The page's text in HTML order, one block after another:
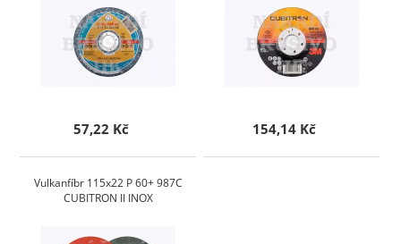
57,22 Kč 154,14 Kč
Vulkanfíbr 115x22 P 60+ 987C
CUBITRON II INOX